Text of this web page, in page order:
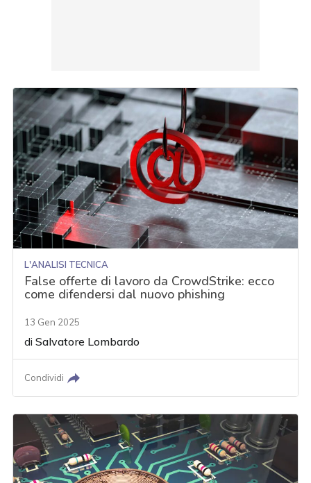
L'ANALISI TECNICA
False offerte di lavoro da CrowdStrike: ecco
come difendersi dal nuovo phishing
13 Gen 2025
diSalvatore Lombardo
Condividi